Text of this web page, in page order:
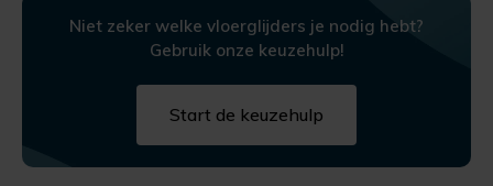
Niet zeker welke vloerglijders je nodig hebt?
Gebruik onze keuzehulp!
Start de keuzehulp